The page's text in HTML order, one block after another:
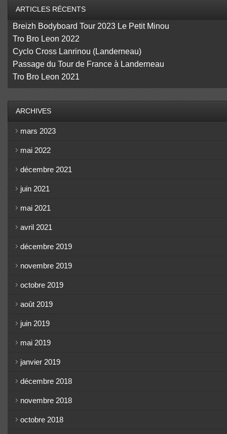
ARTICLES RÉCENTS
Breizh Bodyboard Tour 2023 Le Petit Minou
Tro Bro Leon 2022
Cyclo Cross Lanrinou (Landerneau)
Passage du Tour de France à Landerneau
Tro Bro Leon 2021
ARCHIVES
mars 2023
mai 2022
décembre 2021
juin 2021
mai 2021
avril 2021
décembre 2019
novembre 2019
octobre 2019
août 2019
juin 2019
mai 2019
janvier 2019
décembre 2018
novembre 2018
octobre 2018